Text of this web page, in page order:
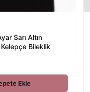
Sarı Altın
Bileklik
Ekle